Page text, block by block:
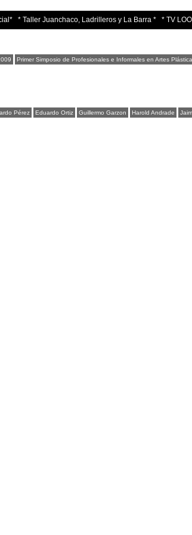
* Taller Juanchaco, Ladrilleros y La Barra * * TV
Primer Simposio de Profesionales e Informales en Artes
Pérez Eduardo Ortiz Guillermo Garzon Harold Andrade